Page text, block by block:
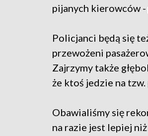
pijanych kierowców
Policjanci będą się
przewożeni
Zajrzymy także
że ktoś jedzie na
Obawialiśmy się
na razie jest lepiej